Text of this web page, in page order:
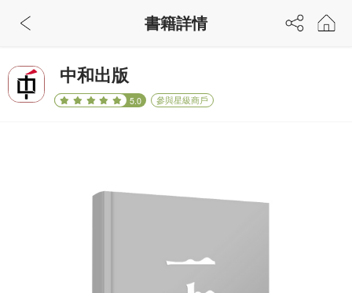
中和出版
5.0 參與星級商戶
書籍詳情